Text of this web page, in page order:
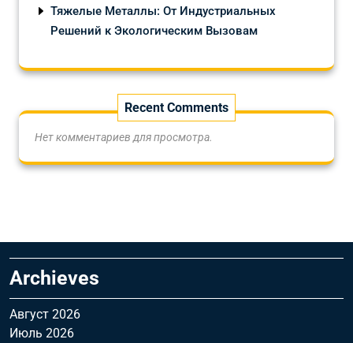
Тяжелые Металлы: От Индустриальных
Решений к Экологическим Вызовам
Recent Comments
Нет комментариев для просмотра.
Archieves
Август 2026
Июль 2026